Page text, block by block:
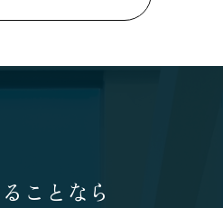
ことなら